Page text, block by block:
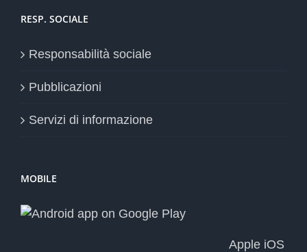
RESP. SOCIALE
Responsabilità sociale
Pubblicazioni
Servizi di informazione
MOBILE
Apple iOS